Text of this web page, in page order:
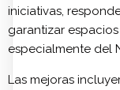
iniciativas,
garantizar
especialmente del
Las mejoras